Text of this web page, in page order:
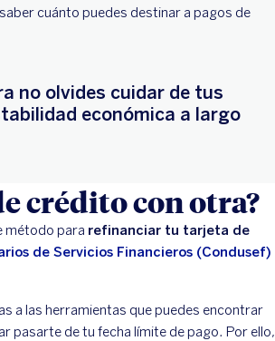
cuánto puedes destinar a pagos de
no olvides cuidar de tus
económica a largo
crédito con otra?
método para refinanciar tu tarjeta de
de Servicios Financieros (Condusef)
a las herramientas que puedes encontrar
pasarte de tu fecha límite de pago. Por ello,